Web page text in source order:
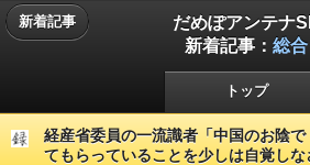
新着記事
だめぽアンテナ
新着記事： 総合
トップ
経産省委員の一流識者「中国のお陰
てもらっていることを少しは自覚しな